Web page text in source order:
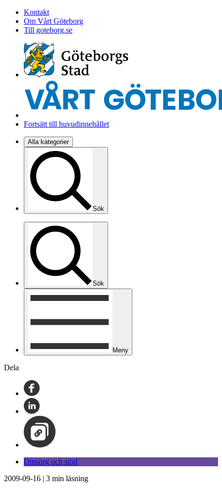
Kontakt
Om Vårt Göteborg
Till goteborg.se
Fortsätt till huvudinnehållet
Alla kategorier
Sök
Sök
Meny
Dela
Omsorg och stöd
2009-09-16 | 3 min läsning